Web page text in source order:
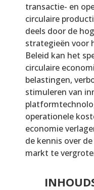
transactie- en
circulaire
deels door de
strategieën voor
Beleid kan het
circulaire
belastingen,
stimuleren van
operationele
economie
de kennis over
markt te